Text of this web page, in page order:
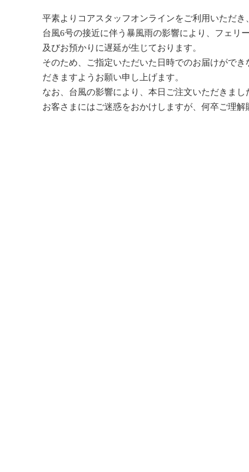
平素よりコアスタッフオンラインをご利用いただき
台風6号の接近に伴う暴風雨の影響により、フェリ
及びお預かりに遅延が生じております。
そのため、ご指定いただいた日時でのお届けがで
だきますようお願い申し上げます。
なお、台風の影響により、本日ご注文いただきま
お客さまにはご迷惑をおかけしますが、何卒ご理解